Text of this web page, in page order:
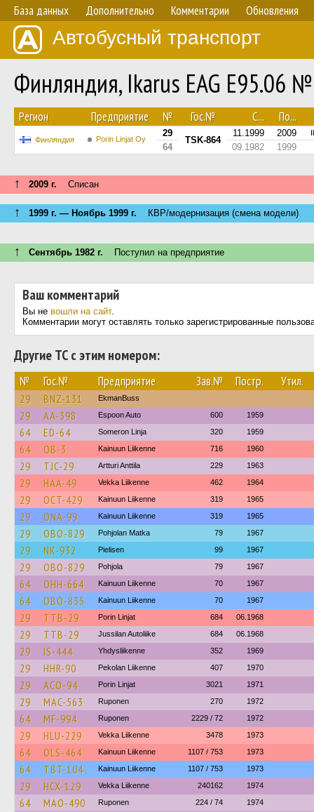
База данных Дополнительно Комментарии Обновления
Автобусный транспорт
Финляндия, Ikarus EAG E95.06
Регион Предприятие № Гос.№ С... По...
Финляндия Porin Linjat Oy
29
TSK-864
11.1999 2009
64 09.1982 1999
↑ 2009 г. Списан
↑ 1999 г. — Ноябрь 1999 г. КВР/модернизация (смена модели)
↑ Сентябрь 1982 г. Поступил на предприятие
Ваш комментарий
Вы не вошли на сайт.
Комментарии могут оставлять только зарегистрированные
Другие ТС с этим номером:
№ Гос.№ Предприятие Зав.№ Постр. Утил.
29 BNZ-131 EkmanBuss
29 AA-398 Espoon Auto 600 1959
64 ED-64 Someron Linja 320 1959
64 OB-3 Kainuun Liikenne 716 1960
29 TJC-29 Artturi Anttila 229 1963
29 HAA-49 Vekka Liikenne 462 1964
29 OCT-429 Kainuun Liikenne 319 1965
29 ONA-99 Kainuun Liikenne 319 1965
29 OBO-829 Pohjolan Matka 79 1967
29 NK-932 Pielisen 99 1967
29 OBO-829 Pohjola 79 1967
64 OHH-664 Kainuun Liikenne 70 1967
64 OBO-835 Kainuun Liikenne 70 1967
29 TTB-29 Porin Linjat 684 06.1968
29 TTB-29 Jussilan Autoliike 684 06.1968
29 IS-444 Yhdysliikenne 352 1969
29 HHR-90 Pekolan Liikenne 407 1970
29 ACO-94 Porin Linjat 3021 1971
29 MAC-563 Ruponen 270 1972
64 MF-994 Ruponen 2229 / 72 1972
29 HLU-229 Vekka Liikenne 3478 1973
64 OLS-464 Kainuun Liikenne 1107 / 753 1973
64 TBT-104 Kainuun Liikenne 1107 / 753 1973
29 HCX-129 Vekka Liikenne 240162 1974
64 MAO-490 Ruponen 224 / 74 1974